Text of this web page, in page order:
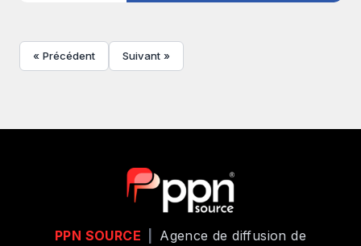
« Précédent Suivant »
PPN SOURCE
Agence de diffusion de